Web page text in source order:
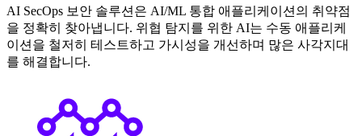
AI SecOps 보안 솔루션은 AI/ML 통합 애플리케이션의 취약점
을 정확히 찾아냅니다. 위협 탐지를 위한 AI는 수동 애플리케
이션을 철저히 테스트하고 가시성을 개선하며 많은 사각지대
를 해결합니다.